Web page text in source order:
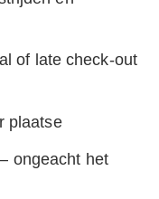
of late check-out
plaatse
ongeacht het